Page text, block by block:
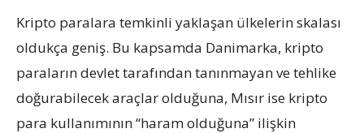
Kripto paralara temkinli yaklaşan ülkelerin skalası
oldukça geniş. Bu kapsamda Danimarka, kripto
paraların devlet tarafından tanınmayan ve tehlike
doğurabilecek araçlar olduğuna, Mısır ise kripto
para kullanımının “haram olduğuna” ilişkin